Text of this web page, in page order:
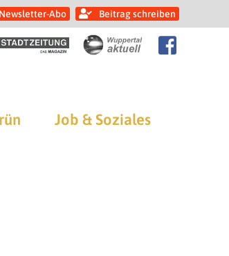
Newsletter-Abo Beitrag schreiben
Job & Soziales